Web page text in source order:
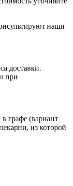
наши
доставки.
при
графе (вариант
из которой